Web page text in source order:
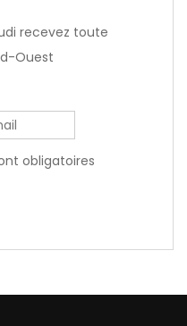
recevez toute
Ouest
obligatoires